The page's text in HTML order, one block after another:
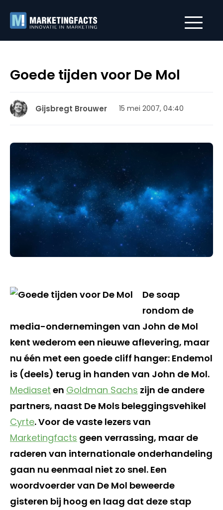
Goede tijden voor De Mol
Gijsbregt Brouwer 15 mei 2007, 04:40
De soap
rondom de
media-ondernemingen van John de Mol
kent wederom een nieuwe aflevering, maar
nu één met een goede cliff hanger: Endemol
is (deels) terug in handen van John de Mol.
Mediaset en Goldman Sachs zijn de andere
partners, naast De Mols beleggingsvehikel
Cyrte. Voor de vaste lezers van
Marketingfacts geen verrassing, maar de
raderen van internationale onderhandeling
gaan nu eenmaal niet zo snel. Een
woordvoerder van De Mol beweerde
gisteren bij hoog en laag dat deze stap